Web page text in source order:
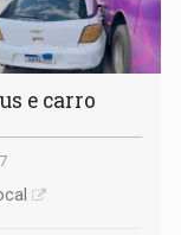
e carro